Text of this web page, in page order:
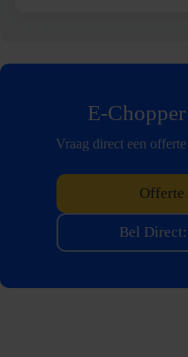
E-
Vraag direct een
Offerte
Bel